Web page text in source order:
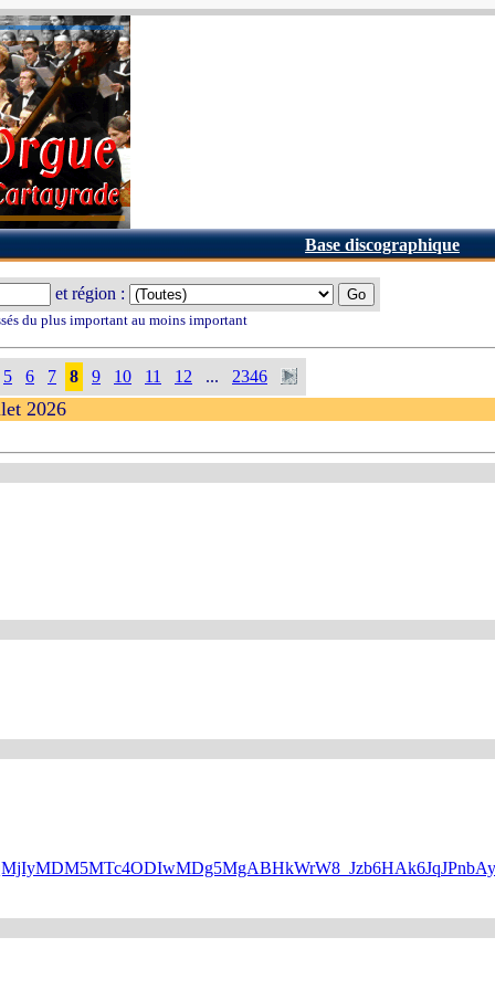
Base discographique
et région :
du plus important au moins important
5 6 7 8 9 10 11 12 ... 2346
2026